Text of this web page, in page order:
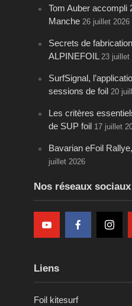
Tom Auber accompli
Manche 26 juillet 2026
Secrets de
ALPINEFOIL 23 juillet
SurfSignal,
sessions de foil 20
Les critères
de SUP foil 17 juillet
Bavarian eFoil
juillet 2026
Nos réseaux sociaux
Liens
Foil kitesurf